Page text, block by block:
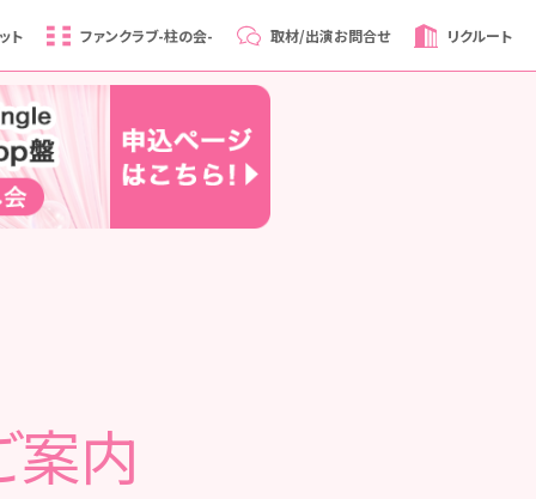
ト ファンクラブ-柱の会- 取材/出演お問合せ リクルート
内